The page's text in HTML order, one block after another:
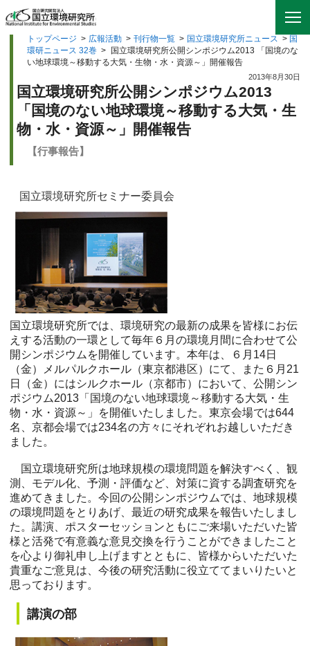
トップページ > 広報活動 > 刊行物一覧 > 国立環境研究所ニュース > 国
環研ニュース 32巻 >
国立環境研究所公開シンポジウム2013 「国境のな
い地球環境～移動する大気・生物・水・資源～」開催報告
2013年8月30日
国立環境研究所公開シンポジウム2013
「国境のない地球環境～移動する大気・生
物・水・資源～」開催報告
【行事報告】
国立環境研究所セミナー委員会
国立環境研究所では、環境研究の最新の成果を皆様にお伝
えする活動の一環として毎年６月の環境月間に合わせて公
開シンポジウムを開催しています。本年は、６月14日
（金）メルパルクホール（東京都港区）にて、また６月21
日（金）にはシルクホール（京都市）において、公開シン
ポジウム2013「国境のない地球環境～移動する大気・生
物・水・資源～」を開催いたしました。東京会場では644
名、京都会場では234名の方々にそれぞれお越しいただき
ました。
国立環境研究所は地球規模の環境問題を解決すべく、観
測、モデル化、予測・評価など、対策に資する調査研究を
進めてきました。今回の公開シンポジウムでは、地球規模
の環境問題をとりあげ、最近の研究成果を報告いたしまし
た。講演、ポスターセッションともにご来場いただいた皆
様と活発で有意義な意見交換を行うことができましたこと
を心より御礼申し上げますとともに、皆様からいただいた
貴重なご意見は、今後の研究活動に役立ててまいりたいと
思っております。
講演の部